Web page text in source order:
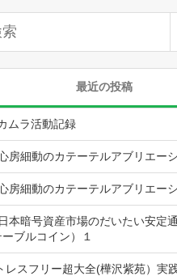
最近の投稿
ムラ活動記録
房細動のカテーテルアブリエー
房細動のカテーテルアブリエー
本暗号資産市場のだいたい安定
ブルコイン）１
レスフリー超大全(樺沢紫苑）実